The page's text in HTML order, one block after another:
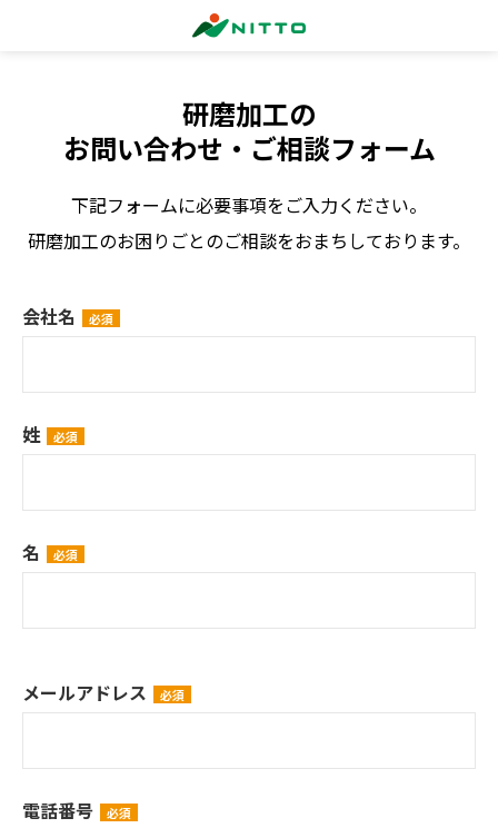
研磨加工の
お問い合わせ・ご相談フォーム
下記フォームに必要事項をご入力ください。
研磨加工のお困りごとのご相談をおまちしております。
会社名
姓
名
メールアドレス
電話番号